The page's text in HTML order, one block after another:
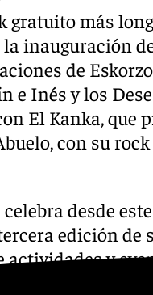
gratuito más
la inauguración
de
e Inés y los
El Kanka, que
con su
desde
edición
actividades y
que destacan el